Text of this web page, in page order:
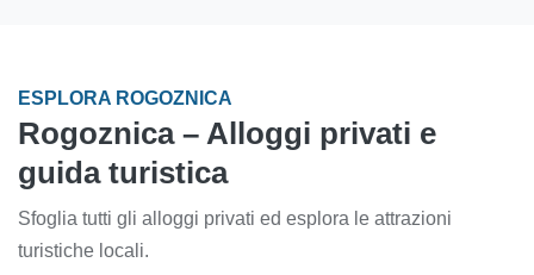
ESPLORA ROGOZNICA
Rogoznica – Alloggi privati e
guida turistica
Sfoglia tutti gli alloggi privati ed esplora le attrazioni
turistiche locali.